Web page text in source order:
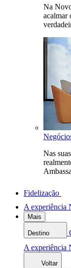
Na
acalmar
Nas
Fidelização
A experiência
Mais
Destino
A experiência
Voltar